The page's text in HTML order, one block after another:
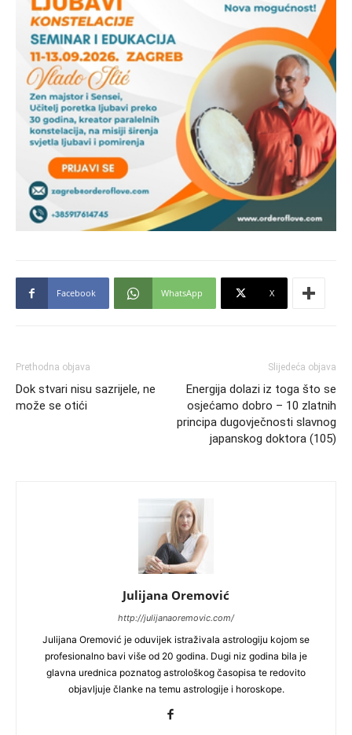
Facebook WhatsApp X
Prethodna objava
Dok stvari nisu sazrijele, ne
može se otići
Slijedeća objava
Energija dolazi iz toga što se
osjećamo dobro – 10 zlatnih
principa dugovječnosti slavnog
japanskog doktora (105)
Julijana Oremović
http://julijanaoremovic.com/
Julijana Oremović je oduvijek istraživala astrologiju kojom se
profesionalno bavi više od 20 godina. Dugi niz godina bila je
glavna urednica poznatog astrološkog časopisa te redovito
objavljuje članke na temu astrologije i horoskope.